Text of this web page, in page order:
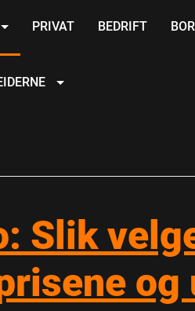
PRIVAT BEDRIFT
Slik
og